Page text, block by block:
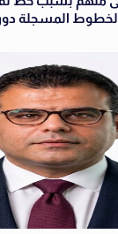
المسجلة